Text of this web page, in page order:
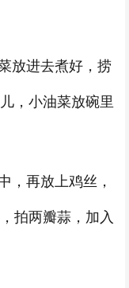
放进去煮好，捞
，小油菜放碗里
，再放上鸡丝，
拍两瓣蒜，加入